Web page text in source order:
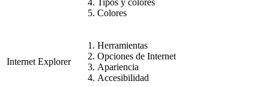
Tipos y colores
Colores
Internet Explorer
Herramientas
Opciones de Internet
Apariencia
Accesibilidad